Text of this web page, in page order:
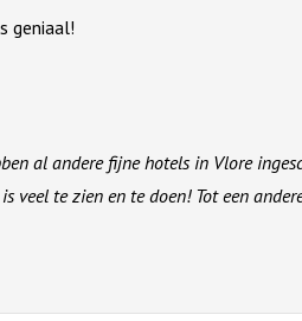
geniaal!
al andere fijne hotels in Vlore
te zien en te doen! Tot een